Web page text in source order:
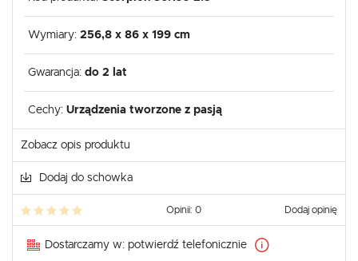
Wymiary: 256,8 x 86 x 199 cm
Gwarancja: do 2 lat
Cechy: Urządzenia tworzone z pasją
Zobacz opis produktu
Dodaj do schowka
Opinii: 0 Dodaj opinię
Dostarczamy w: potwierdź telefonicznie